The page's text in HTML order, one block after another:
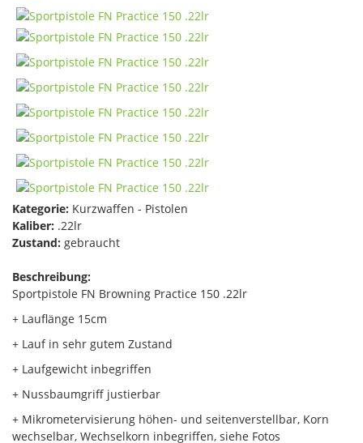
Kategorie: Kurzwaffen - Pistolen
Kaliber: .22lr
Zustand: gebraucht
Beschreibung:
Sportpistole FN Browning Practice 150 .22lr
+ Lauflänge 15cm
+ Lauf in sehr gutem Zustand
+ Laufgewicht inbegriffen
+ Nussbaumgriff justierbar
+ Mikrometervisierung höhen- und seitenverstellbar, Korn
wechselbar, Wechselkorn inbegriffen, siehe Fotos